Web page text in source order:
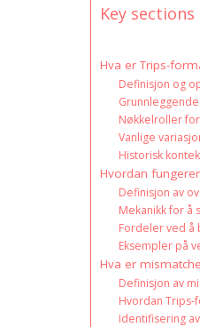
Key
Hva er Trips-
Definisjon og
Nøkkelroller
Vanlige
Historisk
Hvordan
Definisjon av
Mekanikk for å
Fordeler ved å
Eksempler på
Hva er
Definisjon av
Hvordan
Identifisering